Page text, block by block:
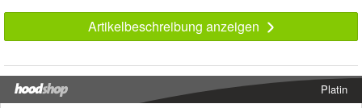
Artikelbeschreibung anzeigen
Platin